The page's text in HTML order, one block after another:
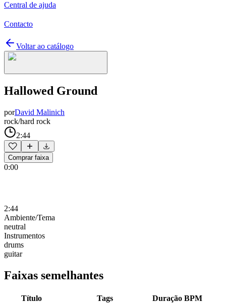
Central de ajuda
Contacto
Voltar ao catálogo
Hallowed Ground
porDavid Malinich
rock/hard rock
2:44
Comprar faixa
0:00
2:44
Ambiente/Tema
neutral
Instrumentos
drums
guitar
Faixas semelhantes
Título Tags Duração BPM